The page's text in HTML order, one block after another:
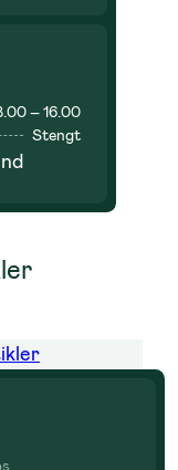
– 16.00
Stengt